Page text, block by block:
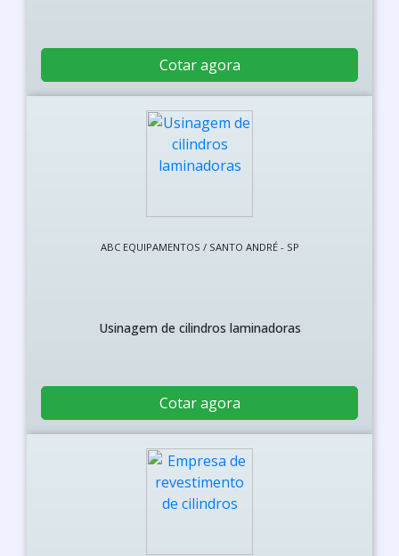
Cotar agora
ABC EQUIPAMENTOS / SANTO ANDRÉ - SP
Usinagem de cilindros laminadoras
Cotar agora